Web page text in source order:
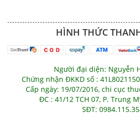
HÌNH THỨC
Người đại diện: Nguyễn
Chứng nhận ĐKKD số :
Cấp ngày: 19/07/2016, chi cục
ĐC : 41/12 TCH 07, P. Trung
SĐT: